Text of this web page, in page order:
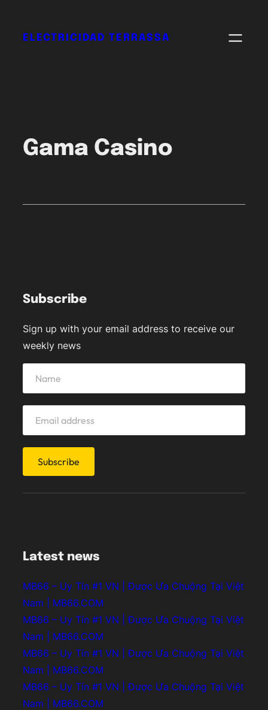
ELECTRICIDAD TERRASSA
Gama Casino
Subscribe
Sign up with your email address to receive our
weekly news
Latest news
MB66 – Uy Tín #1 VN | Được Ưa Chuộng Tại Việt
Nam | MB66.COM
MB66 – Uy Tín #1 VN | Được Ưa Chuộng Tại Việt
Nam | MB66.COM
MB66 – Uy Tín #1 VN | Được Ưa Chuộng Tại Việt
Nam | MB66.COM
MB66 – Uy Tín #1 VN | Được Ưa Chuộng Tại Việt
Nam | MB66.COM